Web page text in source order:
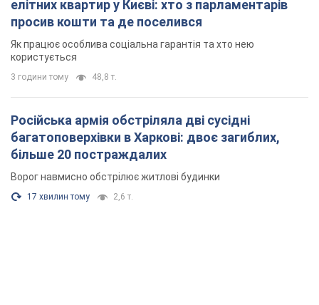
елітних квартир у Києві: хто з парламентарів
просив кошти та де поселився
Як працює особлива соціальна гарантія та хто нею
користується
3 години тому 48,8 т.
Російська армія обстріляла дві сусідні
багатоповерхівки в Харкові: двоє загиблих,
більше 20 постраждалих
Ворог навмисно обстрілює житлові будинки
17 хвилин тому 2,6 т.